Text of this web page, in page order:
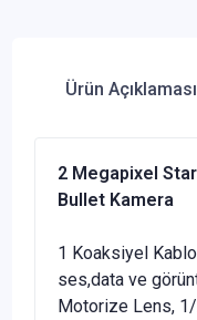
Ürün Açıklaması
2 Megapixel
Bullet Kamera
1 Koaksiyel
ses,data ve
Motorize Lens,